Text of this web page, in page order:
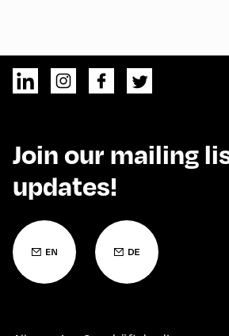
Join our mailing
updates!